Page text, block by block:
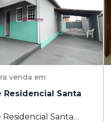
venda em
Residencial Santa
Santa